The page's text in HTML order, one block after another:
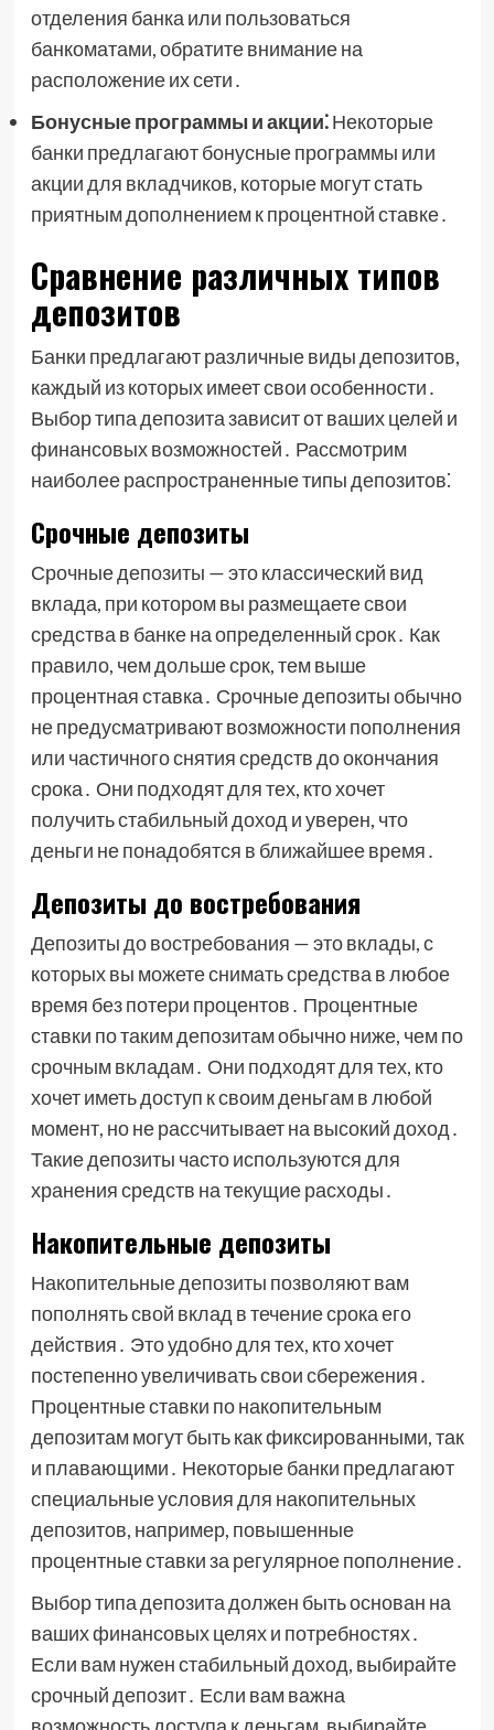
отделения банка или пользоваться
банкоматами, обратите внимание на
расположение их сети․
Бонусные программы и акции⁚Некоторые
банки предлагают бонусные программы или
акции для вкладчиков, которые могут стать
приятным дополнением к процентной ставке․
Сравнение различных типов
депозитов
Банки предлагают различные виды депозитов,
каждый из которых имеет свои особенности․
Выбор типа депозита зависит от ваших целей и
финансовых возможностей․ Рассмотрим
наиболее распространенные типы депозитов⁚
Срочные депозиты
Срочные депозиты — это классический вид
вклада, при котором вы размещаете свои
средства в банке на определенный срок․ Как
правило, чем дольше срок, тем выше
процентная ставка․ Срочные депозиты обычно
не предусматривают возможности пополнения
или частичного снятия средств до окончания
срока․ Они подходят для тех, кто хочет
получить стабильный доход и уверен, что
деньги не понадобятся в ближайшее время․
Депозиты до востребования
Депозиты до востребования — это вклады, с
которых вы можете снимать средства в любое
время без потери процентов․ Процентные
ставки по таким депозитам обычно ниже, чем по
срочным вкладам․ Они подходят для тех, кто
хочет иметь доступ к своим деньгам в любой
момент, но не рассчитывает на высокий доход․
Такие депозиты часто используются для
хранения средств на текущие расходы․
Накопительные депозиты
Накопительные депозиты позволяют вам
пополнять свой вклад в течение срока его
действия․ Это удобно для тех, кто хочет
постепенно увеличивать свои сбережения․
Процентные ставки по накопительным
депозитам могут быть как фиксированными, так
и плавающими․ Некоторые банки предлагают
специальные условия для накопительных
депозитов, например, повышенные
процентные ставки за регулярное пополнение․
Выбор типа депозита должен быть основан на
ваших финансовых целях и потребностях․
Если вам нужен стабильный доход, выбирайте
срочный депозит․ Если вам важна